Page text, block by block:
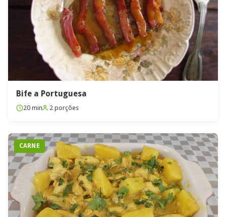
Bife a Portuguesa
20 min 2 porções
CARNE